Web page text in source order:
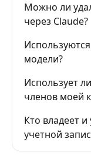
Можно ли
через Claude?
модели?
Использует
членов моей
Кто владеет
учетной